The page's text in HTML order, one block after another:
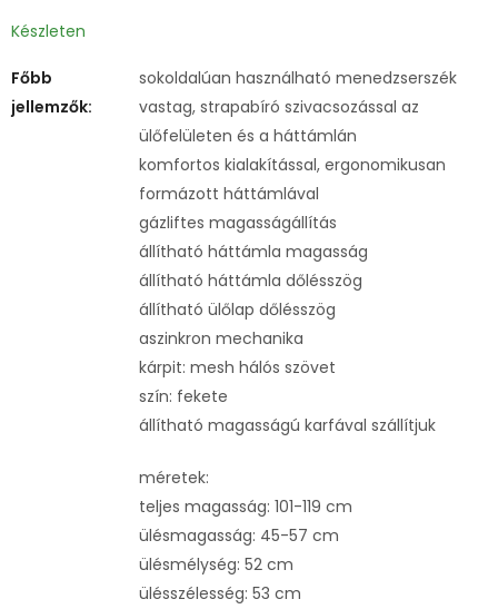
Készleten
Főbb
jellemzők:
sokoldalúan használható menedzserszék
vastag, strapabíró szivacsozással az
ülőfelületen és a háttámlán
komfortos kialakítással, ergonomikusan
formázott háttámlával
gázliftes magasságállítás
állítható háttámla magasság
állítható háttámla dőlésszög
állítható ülőlap dőlésszög
aszinkron mechanika
kárpit: mesh hálós szövet
szín: fekete
állítható magasságú karfával szállítjuk
méretek:
teljes magasság: 101-119 cm
ülésmagasság: 45-57 cm
ülésmélység: 52 cm
ülésszélesség: 53 cm